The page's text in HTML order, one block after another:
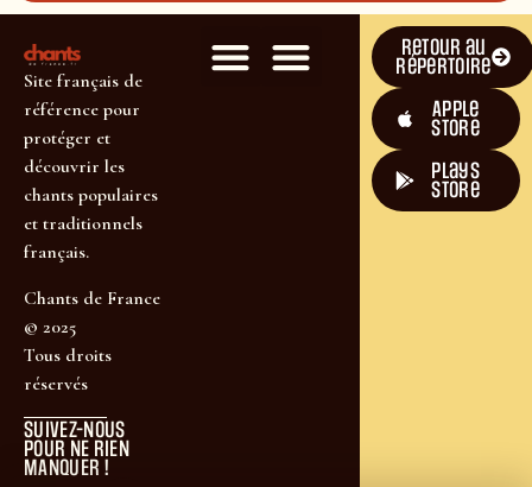
Site français de
référence pour
protéger et
découvrir les
chants populaires
et traditionnels
français.
Chants de France
© 2025
Tous droits
réservés
SUIVEZ-NOUS
POUR NE RIEN
MANQUER !
Retour au
répertoire
Apple
Store
plays
store